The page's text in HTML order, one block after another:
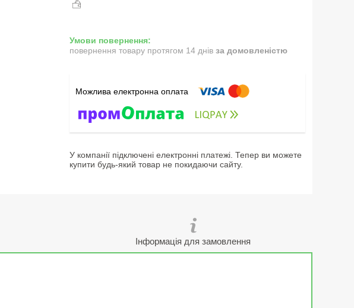
повернення товару протягом 14 днів за домовленістю
У компанії підключені електронні платежі. Тепер ви можете
купити будь-який товар не покидаючи сайту.
Інформація для замовлення